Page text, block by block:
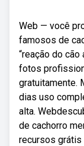
Web — você
famosos de
“reação do
fotos
gratuitamente.
dias uso
alta.
de cachorro
recursos grátis